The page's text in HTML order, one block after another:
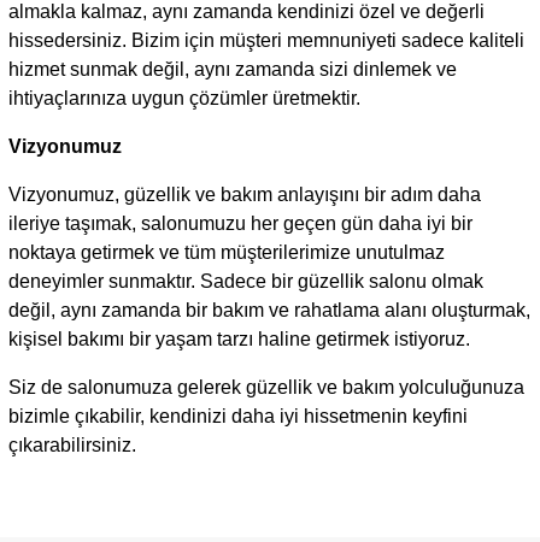
almakla kalmaz, aynı zamanda kendinizi özel ve değerli
hissedersiniz. Bizim için müşteri memnuniyeti sadece kaliteli
hizmet sunmak değil, aynı zamanda sizi dinlemek ve
ihtiyaçlarınıza uygun çözümler üretmektir.
Vizyonumuz
Vizyonumuz, güzellik ve bakım anlayışını bir adım daha
ileriye taşımak, salonumuzu her geçen gün daha iyi bir
noktaya getirmek ve tüm müşterilerimize unutulmaz
deneyimler sunmaktır. Sadece bir güzellik salonu olmak
değil, aynı zamanda bir bakım ve rahatlama alanı oluşturmak,
kişisel bakımı bir yaşam tarzı haline getirmek istiyoruz.
Siz de salonumuza gelerek güzellik ve bakım yolculuğunuza
bizimle çıkabilir, kendinizi daha iyi hissetmenin keyfini
çıkarabilirsiniz.